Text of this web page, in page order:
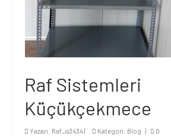
Raf Sistemleri
Küçükçekmece
Yazarı: Raf_is3434| Kategori: Blog | 0